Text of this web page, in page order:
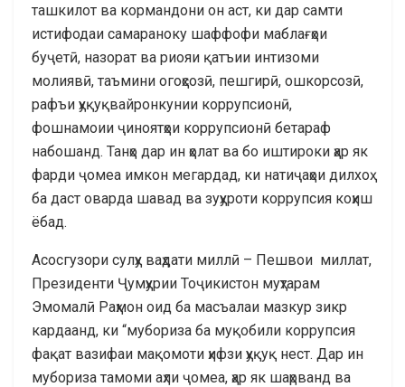
ташкилот ва кормандони он аст, ки дар самти
истифодаи самараноку шаффофи маблағҳои
буҷетӣ, назорат ва риояи қатъии интизоми
молиявӣ, таъмини огоҳсозӣ, пешгирӣ, ошкорсозӣ,
рафъи ҳуқуқвайронкунии коррупсионӣ,
фошнамоии ҷиноятҳои коррупсионӣ бетараф
набошанд. Танҳо дар ин ҳолат ва бо иштироки ҳар як
фарди ҷомеа имкон мегардад, ки натиҷаҳои дилхоҳ
ба даст оварда шавад ва зуҳуроти коррупсия коҳиш
ёбад.
Асосгузори сулҳу ваҳдати миллӣ – Пешвои миллат,
Президенти Ҷумҳурии Тоҷикистон муҳтарам
Эмомалӣ Раҳмон оид ба масъалаи мазкур зикр
кардаанд, ки “мубориза ба муқобили коррупсия
фақат вазифаи мақомоти ҳифзи ҳуқуқ нест. Дар ин
мубориза тамоми аҳли ҷомеа, ҳар як шаҳрванд ва